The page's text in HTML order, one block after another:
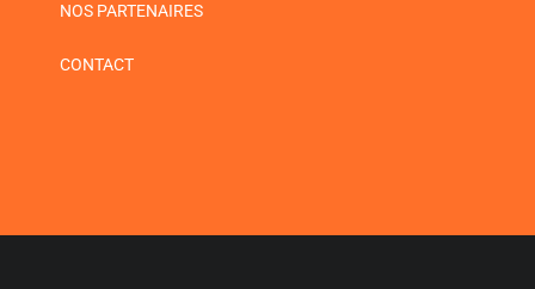
NOS PARTENAIRES
CONTACT